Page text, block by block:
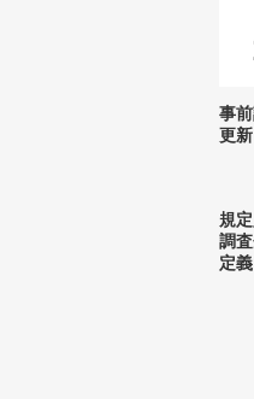
事
更新
規
調
定義